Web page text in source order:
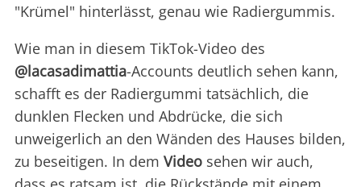
"Krümel" hinterlässt, genau wie Radiergummis.
Wie man in diesem TikTok-Video des
@lacasadimattia-Accounts deutlich sehen kann,
schafft es der Radiergummi tatsächlich, die
dunklen Flecken und Abdrücke, die sich
unweigerlich an den Wänden des Hauses bilden,
zu beseitigen. In dem Video sehen wir auch,